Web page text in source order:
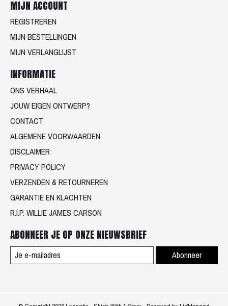
MIJN ACCOUNT
REGISTREREN
MIJN BESTELLINGEN
MIJN VERLANGLIJST
INFORMATIE
ONS VERHAAL
JOUW EIGEN ONTWERP?
CONTACT
ALGEMENE VOORWAARDEN
DISCLAIMER
PRIVACY POLICY
VERZENDEN & RETOURNEREN
GARANTIE EN KLACHTEN
R.I.P. WILLIE JAMES CARSON
ABONNEER JE OP ONZE NIEUWSBRIEF
Abonneer